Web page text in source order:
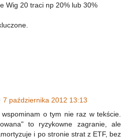
Wig 20 traci np 20% lub 30%
7 października 2012 13:13
o tym nie raz w tekście.
to ryzykowne zagranie, ale
i po stronie strat z ETF, bez